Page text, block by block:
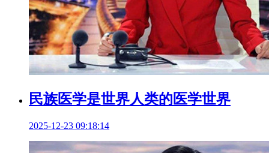
民族医学是世界人类的医学世界
2025-12-23 09:18:14